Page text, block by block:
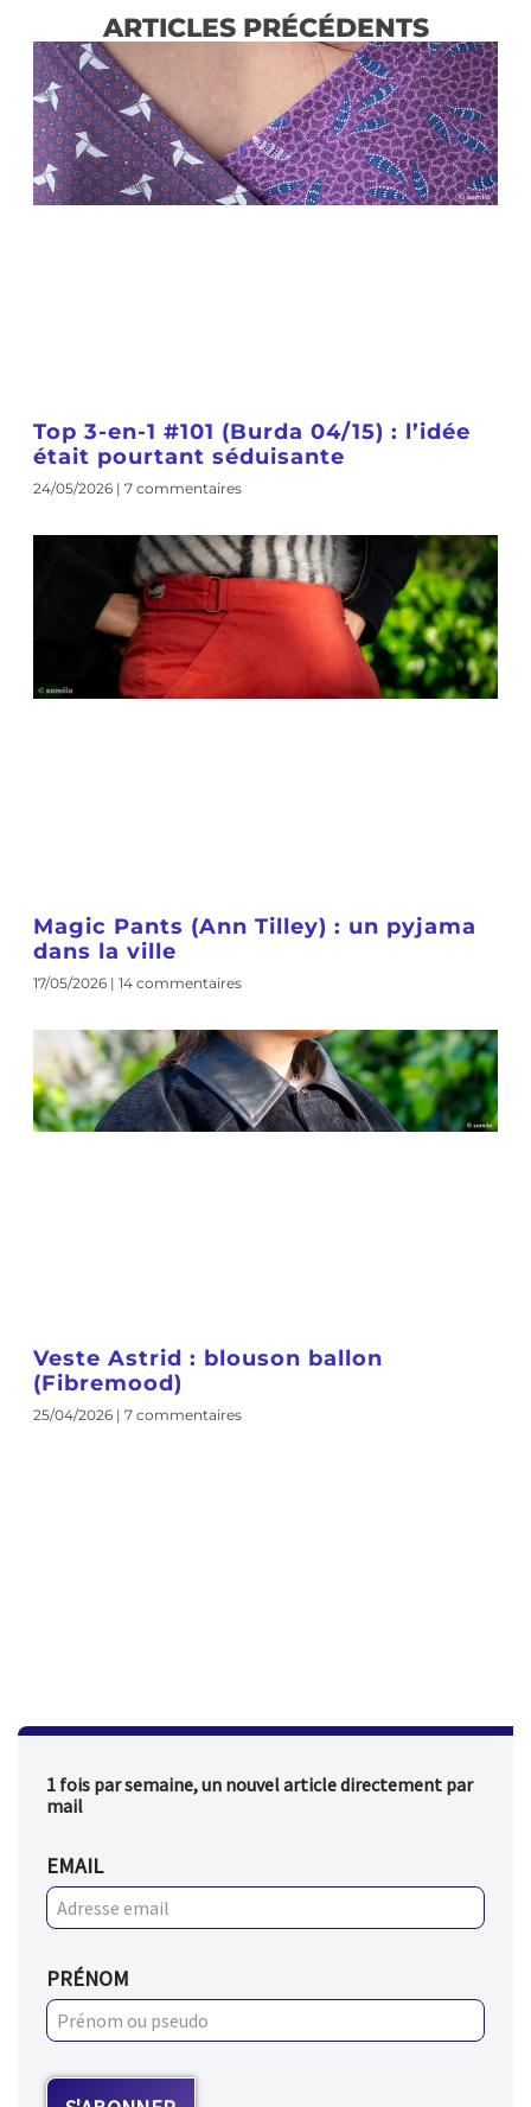
ARTICLES PRÉCÉDENTS
Top 3-en-1 #101 (Burda 04/15) : l’idée
était pourtant séduisante
24/05/2026 7 commentaires
Magic Pants (Ann Tilley) : un pyjama
dans la ville
17/05/2026 14 commentaires
Veste Astrid : blouson ballon
(Fibremood)
25/04/2026 7 commentaires
1 fois par semaine, un nouvel article directement par
mail
EMAIL
PRÉNOM